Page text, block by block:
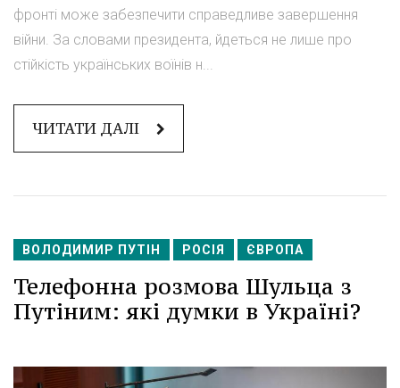
фронті може забезпечити справедливе завершення
війни. За словами президента, йдеться не лише про
стійкість українських воїнів н...
ЧИТАТИ ДАЛІ
ВОЛОДИМИР ПУТІН РОСІЯ ЄВРОПА
Телефонна розмова Шульца з
Путіним: які думки в Україні?